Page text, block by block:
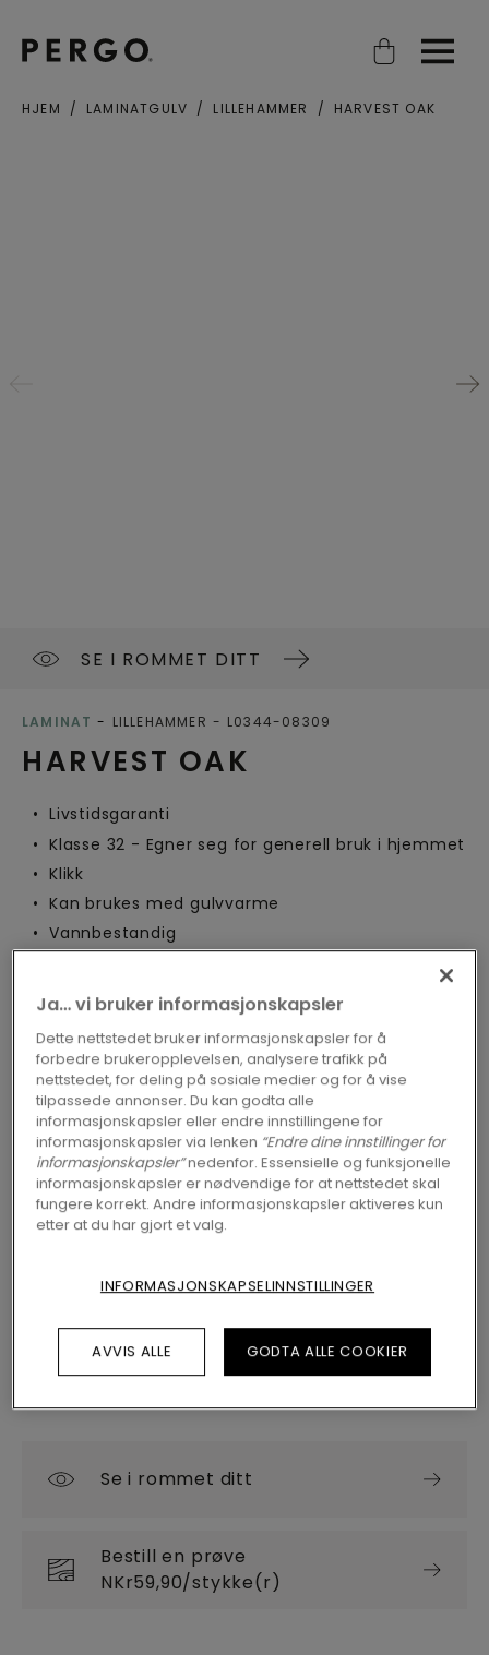
Open searchOpen
HJEM LAMINATGULV LILLEHAMMER HARVEST OAK
SE I ROMMET DITT
HARVEST OAK
LAMINAT LILLEHAMMER L0344-08309
Livstidsgaranti
Klasse 32 - Egner seg for generell bruk i hjemmet
Klikk
Kan brukes med gulvvarme
Vannbestandig
Nordic Swan Ecolabel
FINN EN FORHANDLER NÆR DEG
Vil du se dette gulvet i virkeligheten? Har du
fremdeles spørsmål? Ikke noe problem! Du
finner alltid en Pergo-forhandler nær deg.
Se i rommet ditt
Bestill en prøve
NKr59,90/stykke(r)
Ja… vi bruker informasjonskapsler
Dette nettstedet bruker informasjonskapsler for å
forbedre brukeropplevelsen, analysere trafikk på
nettstedet, for deling på sosiale medier og for å vise
tilpassede annonser. Du kan godta alle
informasjonskapsler eller endre innstillingene for
informasjonskapsler via lenken “Endre dine innstillinger for
informasjonskapsler”nedenfor. Essensielle og funksjonelle
informasjonskapsler er nødvendige for at nettstedet skal
fungere korrekt. Andre informasjonskapsler aktiveres kun
etter at du har gjort et valg.
INFORMASJONSKAPSELINNSTILLINGER
AVVIS ALLE GODTA ALLE COOKIER